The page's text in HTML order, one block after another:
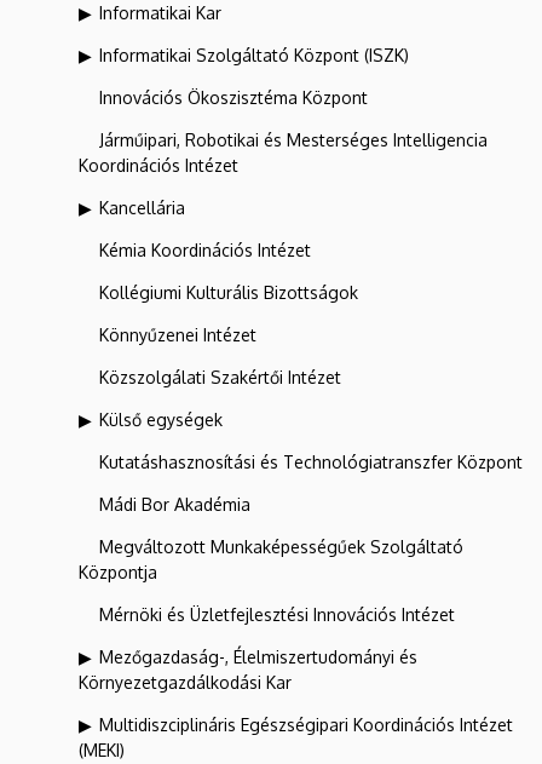
Informatikai Kar
Informatikai Szolgáltató Központ (ISZK)
Innovációs Ökoszisztéma Központ
Járműipari, Robotikai és Mesterséges Intelligencia
Koordinációs Intézet
Kancellária
Kémia Koordinációs Intézet
Kollégiumi Kulturális Bizottságok
Könnyűzenei Intézet
Közszolgálati Szakértői Intézet
Külső egységek
Kutatáshasznosítási és Technológiatranszfer Központ
Mádi Bor Akadémia
Megváltozott Munkaképességűek Szolgáltató
Központja
Mérnöki és Üzletfejlesztési Innovációs Intézet
Mezőgazdaság-, Élelmiszertudományi és
Környezetgazdálkodási Kar
Multidiszciplináris Egészségipari Koordinációs Intézet
(MEKI)